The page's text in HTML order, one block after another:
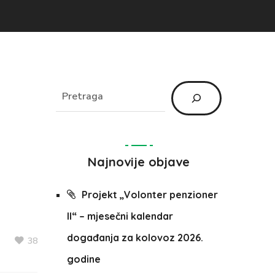
38
Najnovije objave
Projekt „Volonter penzioner
II“ – mjesečni kalendar
događanja za kolovoz 2026.
godine